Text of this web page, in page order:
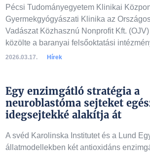
Pécsi Tudományegyetem Klinikai
Gyermekgyógyászati Klinika az
Vadászat Közhasznú Nonprofit Kft.
közölte a baranyai felsőoktatási
2026.03.17. Hírek
Egy enzimgátló stratégia a
neuroblastóma sejteket
idegsejtekké alakítja át
A svéd Karolinska Institutet és a Lund
állatmodellekben két antioxidáns